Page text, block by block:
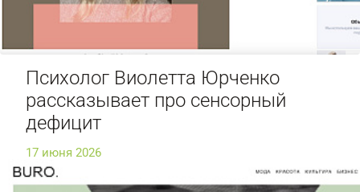
Психолог Виолетта Юрченко
рассказывает про сенсорный
дефицит
17 июня 2026